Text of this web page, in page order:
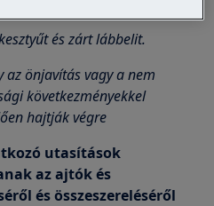
és zárt lábbelit.
önjavítás vagy a nem
következményekkel
hajtják végre
utasítások
az ajtók és
és összeszereléséről